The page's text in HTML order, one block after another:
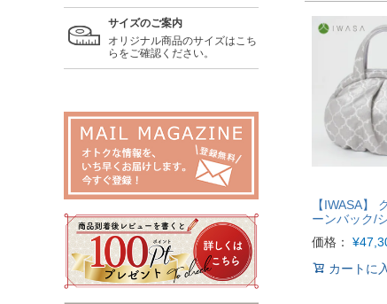
サイズのご案内
オリジナル商品のサイズはこち
らをご確認ください。
【IWASA】
ーンバック/
価格：
¥
カートに